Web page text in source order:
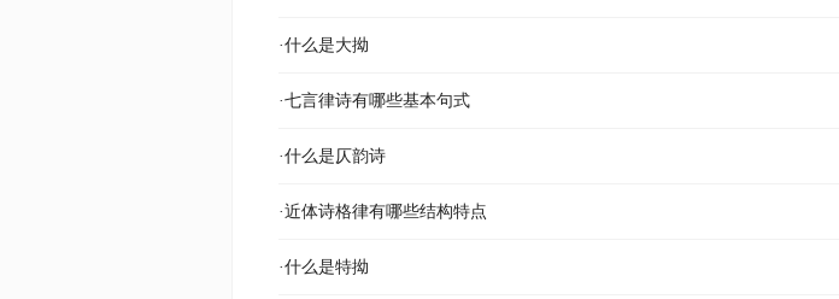
·什么是大拗
·七言律诗有哪些基本句式
·什么是仄韵诗
·近体诗格律有哪些结构特点
·什么是特拗